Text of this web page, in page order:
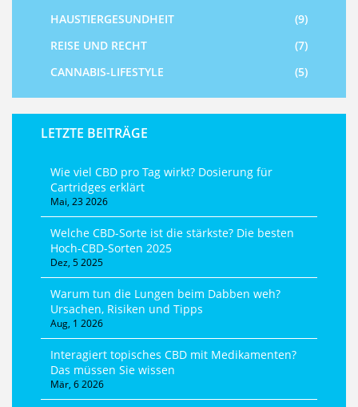
HAUSTIERGESUNDHEIT
(9)
REISE UND RECHT
(7)
CANNABIS-LIFESTYLE
(5)
LETZTE BEITRÄGE
Wie viel CBD pro Tag wirkt? Dosierung für
Cartridges erklärt
Mai, 23 2026
Welche CBD-Sorte ist die stärkste? Die besten
Hoch-CBD-Sorten 2025
Dez, 5 2025
Warum tun die Lungen beim Dabben weh?
Ursachen, Risiken und Tipps
Aug, 1 2026
Interagiert topisches CBD mit Medikamenten?
Das müssen Sie wissen
Mär, 6 2026